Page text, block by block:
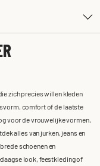
zich precies willen kleden
comfort of de laatste
voor de vrouwelijke vormen,
alles van jurken, jeans en
schoenen en
look, feestkleding of